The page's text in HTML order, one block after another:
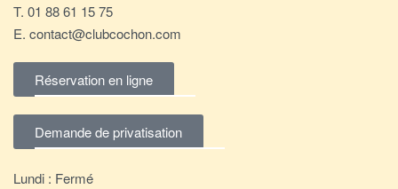
T. 01 88 61 15 75
E. contact@clubcochon.com
Réservation en ligne
Demande de privatisation
Lundi : Fermé